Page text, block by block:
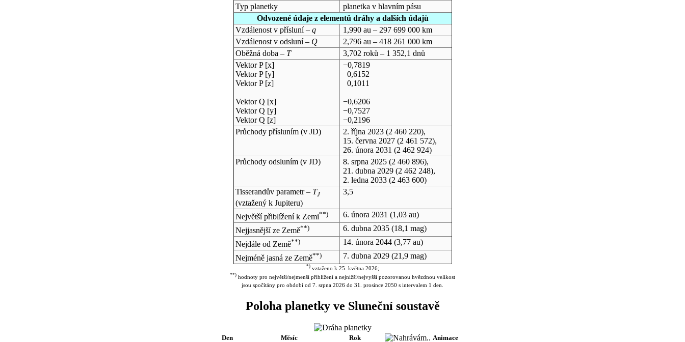
Typ planetky
planetka v hlavním pásu
Odvozené údaje z elementů dráhy a dalších údajů
Vzdálenost v přísluní – q
1,990 au – 297 699 000 km
Vzdálenost v odsluní – Q
2,796 au – 418 261 000 km
Oběžná doba – T
3,702 roků – 1 352,1 dnů
Vektor P [x]
Vektor P [y]
Vektor P [z]
Vektor Q [x]
Vektor Q [y]
Vektor Q [z]
−0,7819
0,6152
0,1011
−0,6206
−0,7527
−0,2196
Průchody přísluním (v JD) 2. října 2023(2 460 220),
15. června 2027(2 461 572),
26. února 2031 (2 462 924)
Průchody odsluním (v JD) 8. srpna 2025(2 460 896),
21. dubna 2029(2 462 248),
2. ledna 2033(2 463 600)
Tisserandův parametr – TJ
(vztažený k Jupiteru)
3,5
Největší přiblížení k Zemi**) 6. února 2031 (1,03 au)
Nejjasnější ze Země**) 6. dubna 2035(18,1 mag)
Nejdále od Země**) 14. února 2044(3,77 au)
Nejméně jasná ze Země**) 7. dubna 2029(21,9 mag)
*)vztaženo k 25. května 2026;
**) hodnoty pro největší/nejmenší přiblížení a nejnižší/nejvyšší pozorovanou hvězdnou velikost
jsou spočítány pro období od 7. srpna 2026 do 31. prosince 2050 s intervalem 1 den.
Poloha planetky ve Sluneční soustavě
Den Měsíc Rok Animace